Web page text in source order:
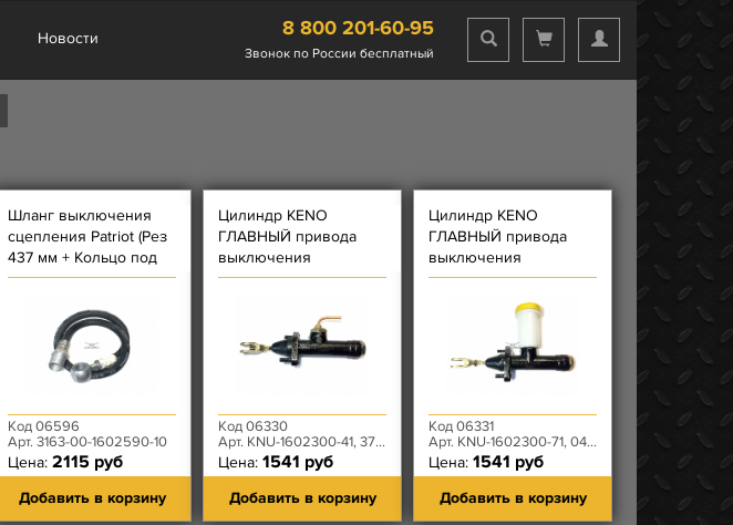
Новости 8 800 201-60-95
Звонок по России бесплатный
Шланг выключения
сцепления Patriot (Рез
437 мм + Кольцо под
М12 + Резьба [внут.
Код 06596
Арт. 3163-00-1602590-10
Цена: 2115 руб
Добавить в корзину
Цилиндр KENO
ГЛАВНЫЙ привода
выключения
СЦЕПЛЕНИЯ 452
Код 06330
Арт. KNU-1602300-41, 3741-00-1602300-97
Цена: 1541 руб
Добавить в корзину
Цилиндр KENO
ГЛАВНЫЙ привода
выключения
СЦЕПЛЕНИЯ 469
Код 06331
Арт. KNU-1602300-71, 0469-00-1602300-97
Цена: 1541 руб
Добавить в корзину